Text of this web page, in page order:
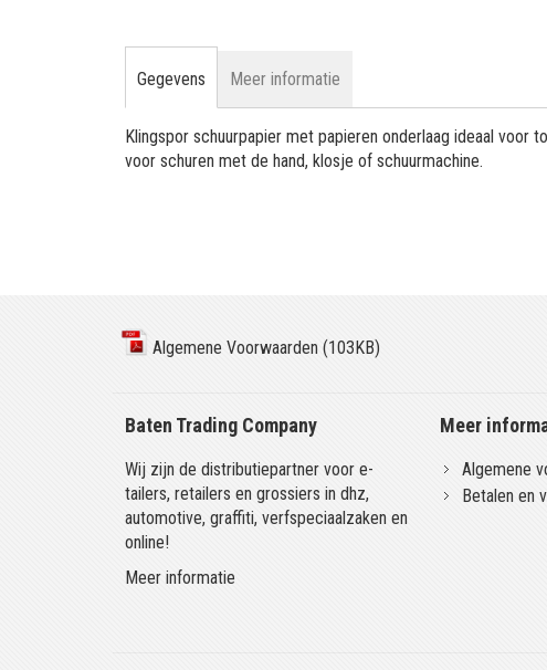
de
afbeeldingen-
Gegevens
Klingspor schuurpapier met papieren onderlaag ideaal voor
voor schuren met de hand, klosje of schuurmachine.
Meer informatie
Algemene Voorwaarden (103KB)
Baten Trading Company
Wij zijn de distributiepartner voor e-
tailers, retailers en grossiers in dhz,
automotive, graffiti, verfspeciaalzaken en
online!
Meer informatie
Meer
Algemene
Betalen en